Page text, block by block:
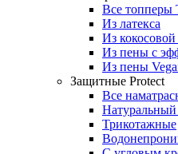
Все топперы
Из латекса
Из
Из пены с
Из пены
Защитные Protect
Все
Трикотажные